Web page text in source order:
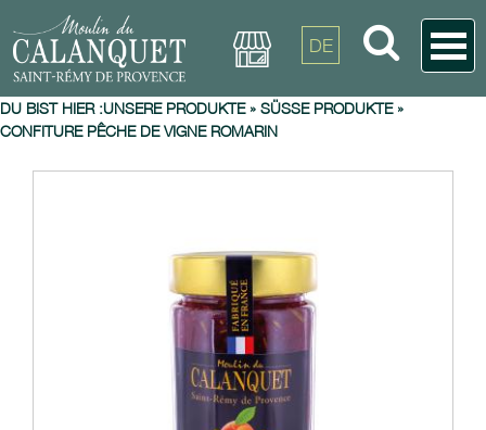
DE
DU BIST HIER :UNSERE PRODUKTE» SÜSSE PRODUKTE »
CONFITURE PÊCHE DE VIGNE ROMARIN